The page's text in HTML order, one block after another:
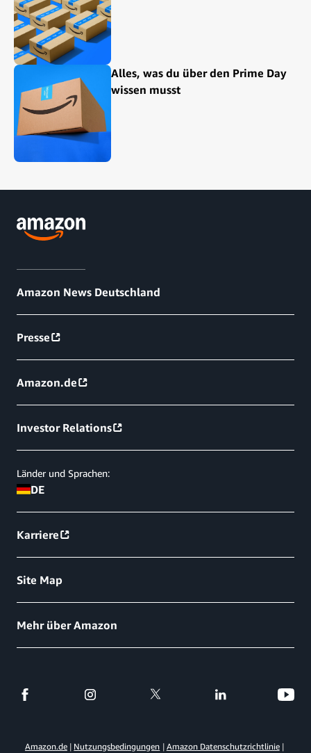
Alles, was du über den Prime Day
wissen musst
Amazon News Deutschland
Presse
Amazon.de
Investor Relations
Länder und Sprachen:
DE
Karriere
Site Map
Mehr über Amazon
Amazon.de Nutzungsbedingungen
Amazon Datenschutzrichtlinie